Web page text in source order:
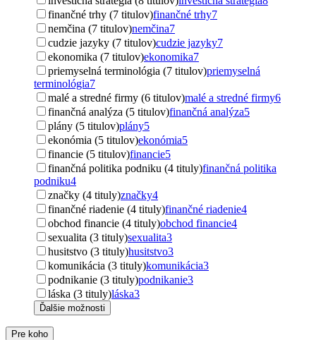
finančné trhy (7 titulov)finančné trhy7
nemčina (7 titulov)nemčina7
cudzie jazyky (7 titulov)cudzie jazyky7
ekonomika (7 titulov)ekonomika7
priemyselná terminológia (7 titulov)priemyselná
terminológia7
malé a stredné firmy (6 titulov)malé a stredné firmy6
finančná analýza (5 titulov)finančná analýza5
plány (5 titulov)plány5
ekonómia (5 titulov)ekonómia5
financie (5 titulov)financie5
finančná politika podniku (4 tituly)finančná politika
podniku4
značky (4 tituly)značky4
finančné riadenie (4 tituly)finančné riadenie4
obchod financie (4 tituly)obchod financie4
sexualita (3 tituly)sexualita3
husitstvo (3 tituly)husitstvo3
komunikácia (3 tituly)komunikácia3
podnikanie (3 tituly)podnikanie3
láska (3 tituly)láska3
Ďalšie možnosti
Pre koho